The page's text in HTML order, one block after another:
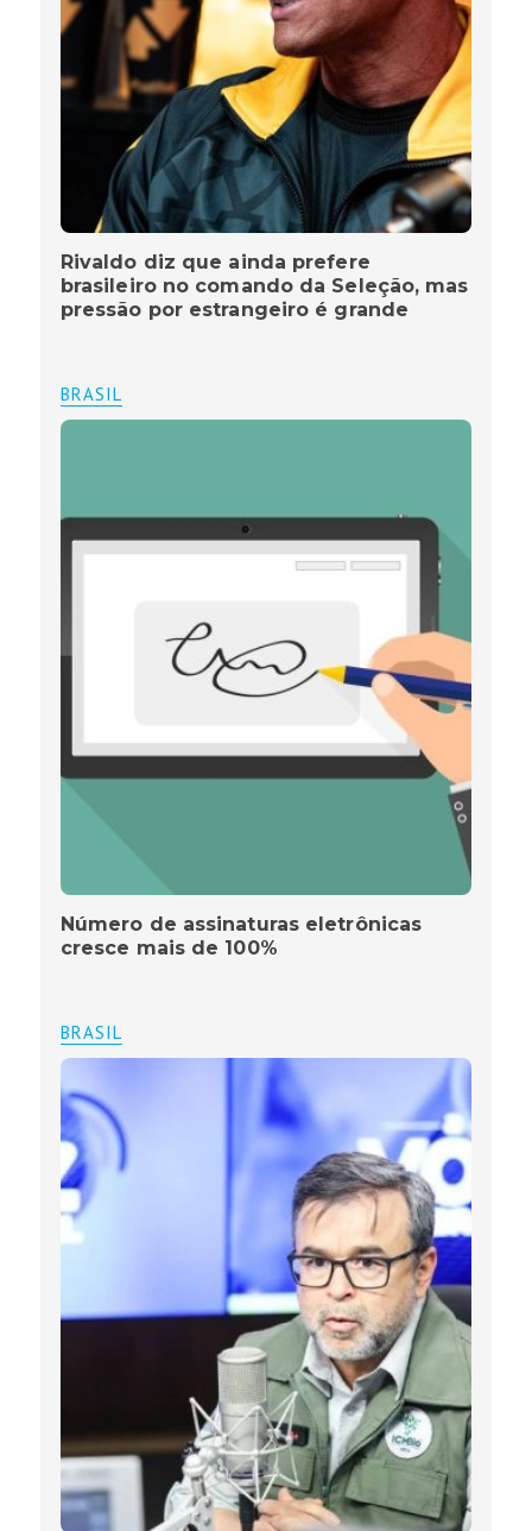
Rivaldo diz que ainda prefere
brasileiro no comando da Seleção, mas
pressão por estrangeiro é grande
BRASIL
Número de assinaturas eletrônicas
cresce mais de 100%
BRASIL